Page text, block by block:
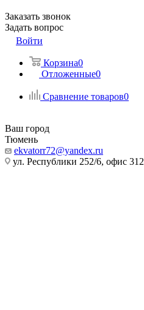
Заказать звонок
Задать вопрос
Войти
Корзина0
Отложенные0
Сравнение товаров0
Ваш город
Тюмень
ekvatorr72@yandex.ru
ул. Республики 252/6, офис 312